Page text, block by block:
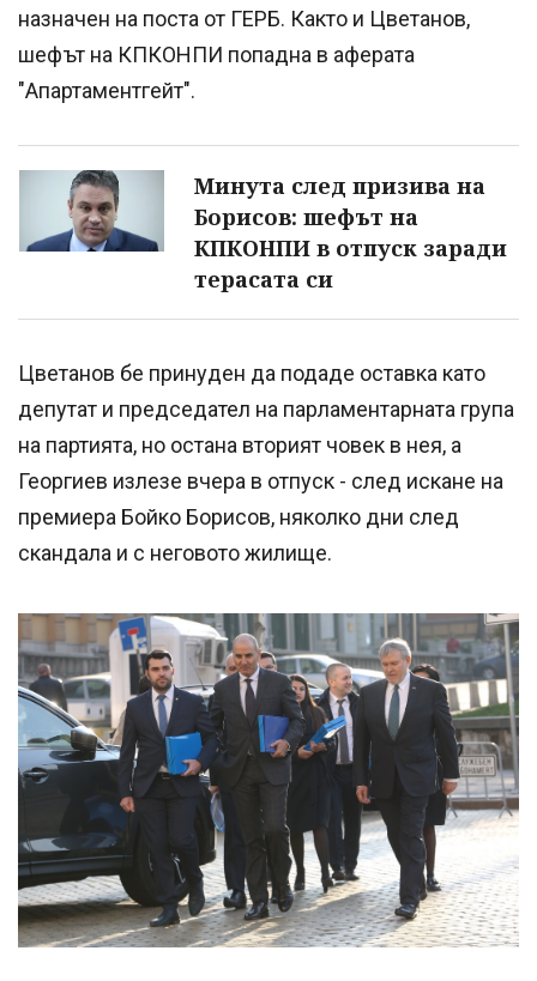
назначен на поста от ГЕРБ. Както и Цветанов,
шефът на КПКОНПИ попадна в аферата
"Апартаментгейт".
Минута след призива на
Борисов: шефът на
КПКОНПИ в отпуск заради
терасата си
Цветанов бе принуден да подаде оставка като
депутат и председател на парламентарната група
на партията, но остана вторият човек в нея, а
Георгиев излезе вчера в отпуск - след искане на
премиера Бойко Борисов, няколко дни след
скандала и с неговото жилище.